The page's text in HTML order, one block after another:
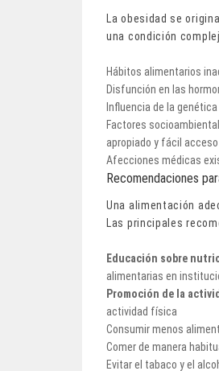
La obesidad se
una condición
Hábitos alimentarios
Disfunción en las
Influencia de la
Factores
apropiado y fácil
Afecciones médicas
Recomendaciones
Una alimentación
Las principales
Educación sobre
alimentarias en
Promoción de la
actividad física
Consumir menos
Comer de manera
Evitar el tabaco y el